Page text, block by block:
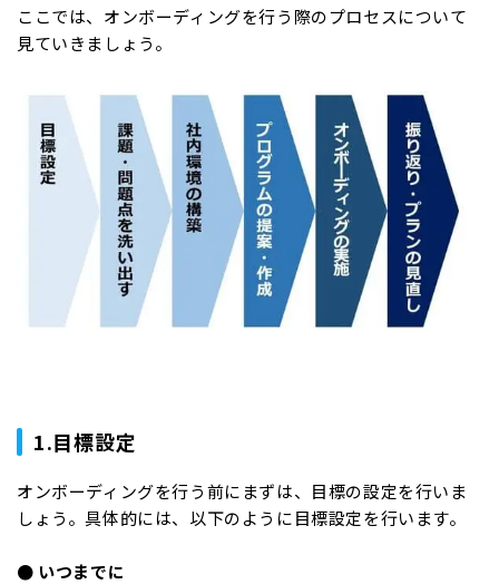
ここでは、オンボーディングを行う際のプロセスについて
見ていきましょう。
1.目標設定
オンボーディングを行う前にまずは、目標の設定を行いま
しょう。具体的には、以下のように目標設定を行います。
● いつまでに